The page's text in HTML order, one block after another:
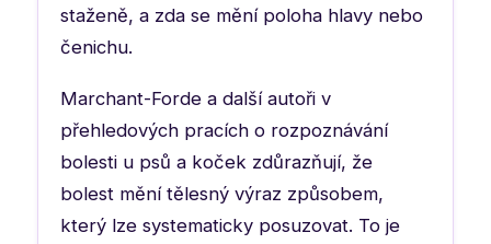
staženě, a zda se mění poloha hlavy nebo
čenichu.
Marchant-Forde a další autoři v
přehledových pracích o rozpoznávání
bolesti u psů a koček zdůrazňují, že
bolest mění tělesný výraz způsobem,
který lze systematicky posuzovat. To je